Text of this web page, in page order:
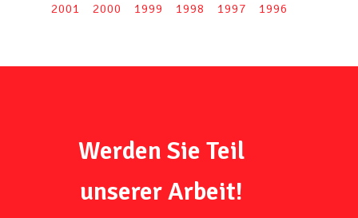
2001
2000 1999 1998 1997 1996
Werden Sie Teil
unserer Arbeit!